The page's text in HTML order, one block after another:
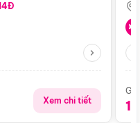
Xem chi tiết